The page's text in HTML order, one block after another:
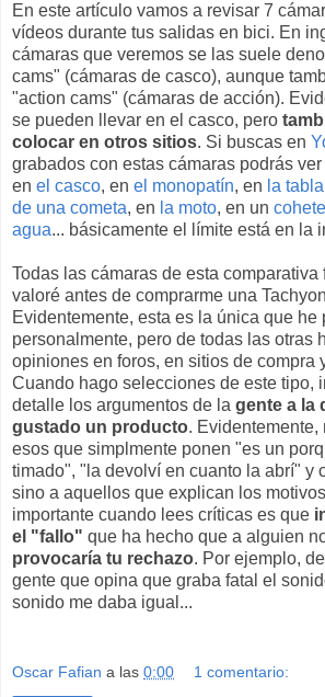
En este artículo vamos a revisar 7
vídeos durante tus salidas en bici. En
cámaras que veremos se las suele
cams" (cámaras de casco), aunque
"action cams" (cámaras de acción).
se pueden llevar en el casco, pero
colocar en otros sitios. Si buscas en
grabados con estas cámaras podrás
en el casco, en el monopatín, en la
de una cometa, en la moto, en un
agua... básicamente el límite está en la
Todas las cámaras de esta comparativa
valoré antes de comprarme una
Evidentemente, esta es la única que he
personalmente, pero de todas las otras
opiniones en foros, en sitios de compra
Cuando hago selecciones de este tipo,
detalle los argumentos de la gente a la
gustado un producto. Evidentemente,
esos que simplmente ponen "es un
timado", "la devolví en cuanto la abrí" y
sino a aquellos que explican los
importante cuando lees críticas es que
el "fallo" que ha hecho que a alguien
provocaría tu rechazo. Por ejemplo,
gente que opina que graba fatal el
sonido me daba igual...
Oscar Fafian a las 0:00 1 comentario: